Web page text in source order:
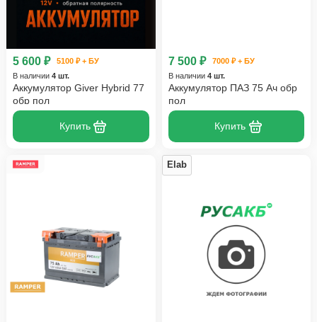
5 600 ₽
5100 ₽ + БУ
В наличии 4 шт.
Аккумулятор Giver Hybrid 77
обр пол
Купить
7 500 ₽
7000 ₽ + БУ
В наличии 4 шт.
Аккумулятор ПАЗ 75 Ач обр
пол
Купить
Elab